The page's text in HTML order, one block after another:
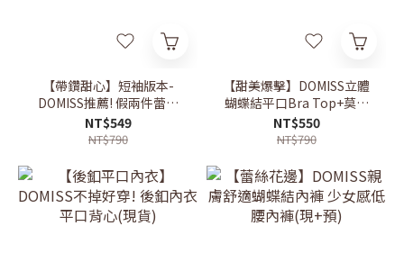
【帶鑽甜心】短袖版本-
DOMISS推薦! 假兩件蕾絲
拼接收腰-3色 (現貨)
NT$549
NT$790
【甜美爆擊】DOMISS立體
蝴蝶結平口Bra Top+莫代
爾防曬罩衫 約會穿搭 (現
+預)
NT$550
NT$790